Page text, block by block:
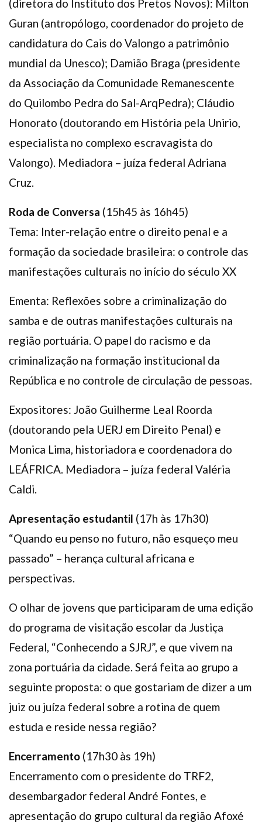
(diretora do Instituto dos Pretos Novos): Milton
Guran (antropólogo, coordenador do projeto de
candidatura do Cais do Valongo a patrimônio
mundial da Unesco); Damião Braga (presidente
da Associação da Comunidade Remanescente
do Quilombo Pedra do Sal-ArqPedra); Cláudio
Honorato (doutorando em História pela Unirio,
especialista no complexo escravagista do
Valongo). Mediadora – juíza federal Adriana
Cruz.
Roda de Conversa (15h45 às 16h45)
Tema: Inter-relação entre o direito penal e a
formação da sociedade brasileira: o controle das
manifestações culturais no início do século XX
Ementa: Reflexões sobre a criminalização do
samba e de outras manifestações culturais na
região portuária. O papel do racismo e da
criminalização na formação institucional da
República e no controle de circulação de pessoas.
Expositores: João Guilherme Leal Roorda
(doutorando pela UERJ em Direito Penal) e
Monica Lima, historiadora e coordenadora do
LEÁFRICA. Mediadora – juíza federal Valéria
Caldi.
Apresentação estudantil (17h às 17h30)
“Quando eu penso no futuro, não esqueço meu
passado” – herança cultural africana e
perspectivas.
O olhar de jovens que participaram de uma edição
do programa de visitação escolar da Justiça
Federal, “Conhecendo a SJRJ”, e que vivem na
zona portuária da cidade. Será feita ao grupo a
seguinte proposta: o que gostariam de dizer a um
juiz ou juíza federal sobre a rotina de quem
estuda e reside nessa região?
Encerramento (17h30 às 19h)
Encerramento com o presidente do TRF2,
desembargador federal André Fontes, e
apresentação do grupo cultural da região Afoxé